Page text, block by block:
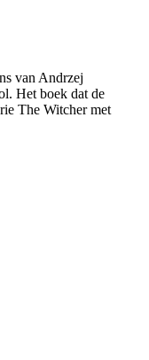
van Andrzej
Het boek dat de
The Witcher met